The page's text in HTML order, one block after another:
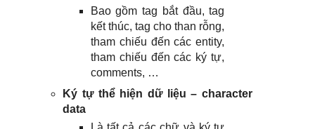
Bao gồm tag bắt đầu, tag
kết thúc, tag cho than rỗng,
tham chiếu đến các entity,
tham chiếu đến các ký tự,
comments, …
Ký tự thể hiện dữ liệu – character
data